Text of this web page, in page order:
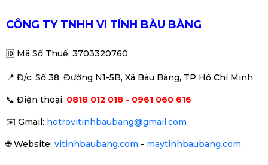
CÔNG TY TNHH VI TÍNH BÀU BÀNG
🆔 Mã Số Thuế: 3703320760
📍 Đ/c: Số 38, Đường N1-5B, Xã Bàu Bàng, TP Hồ Chí Minh
📞 Điện thoại: 0818 012 018 - 0961 060 616
✉️ Gmail: hotrovitinhbaubang@gmail.com
🌐Website: vitinhbaubang.com - maytinhbaubang.com